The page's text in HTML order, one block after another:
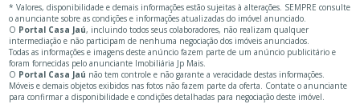
* Valores, disponibilidade e demais informações estão sujeitas à alterações. SEMPRE consulte
o anunciante sobre as condições e informações atualizadas do imóvel anunciado.
O Portal Casa Jaú, incluindo todos seus colaboradores, não realizam qualquer
intermediação e não participam de nenhuma negociação dos imóveis anunciados.
Todas as informações e imagens deste anúncio fazem parte de um anúncio publicitário e
foram fornecidas pelo anunciante Imobiliária Jp Mais.
O Portal Casa Jaú não tem controle e não garante a veracidade destas informações.
Móveis e demais objetos exibidos nas fotos não fazem parte da oferta. Contate o anunciante
para confirmar a disponibilidade e condições detalhadas para negociação deste imóvel.